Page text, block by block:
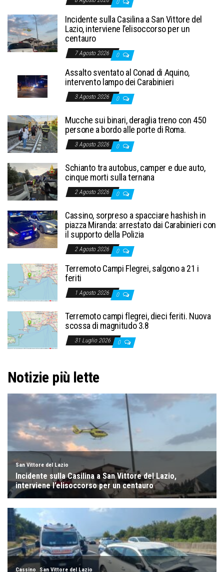
0
Incidente sulla Casilina a San Vittore del
Lazio, interviene l’elisoccorso per un
centauro
7 Agosto 2026 0
Assalto sventato al Conad di Aquino,
intervento lampo dei Carabinieri
3 Agosto 2026 0
Mucche sui binari, deraglia treno con 450
persone a bordo alle porte di Roma.
3 Agosto 2026 0
Schianto tra autobus, camper e due auto,
cinque morti sulla ternana
2 Agosto 2026 0
Cassino, sorpreso a spacciare hashish in
piazza Miranda: arrestato dai Carabinieri con
il supporto della Polizia
2 Agosto 2026 0
Terremoto Campi Flegrei, salgono a 21 i
feriti
1 Agosto 2026 0
Terremoto campi flegrei, dieci feriti. Nuova
scossa di magnitudo 3.8
31 Luglio 2026 0
Notizie più lette